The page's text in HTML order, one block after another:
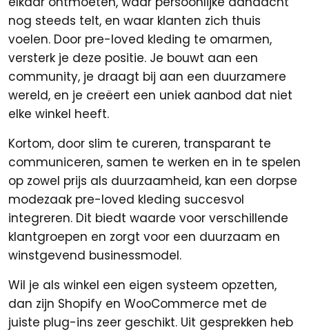
nog steeds telt, en waar klanten zich thuis
voelen. Door pre-loved kleding te omarmen,
versterk je deze positie. Je bouwt aan een
community, je draagt bij aan een duurzamere
wereld, en je creëert een uniek aanbod dat niet
elke winkel heeft.
Kortom, door slim te cureren, transparant te
communiceren, samen te werken en in te spelen
op zowel prijs als duurzaamheid, kan een dorpse
modezaak pre-loved kleding succesvol
integreren. Dit biedt waarde voor verschillende
klantgroepen en zorgt voor een duurzaam en
winstgevend businessmodel.
Wil je als winkel een eigen systeem opzetten,
dan zijn Shopify en WooCommerce met de
juiste plug-ins zeer geschikt. Uit gesprekken heb